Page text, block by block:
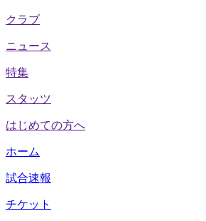
クラブ
ニュース
特集
スタッツ
はじめての方へ
ホーム
試合速報
チケット